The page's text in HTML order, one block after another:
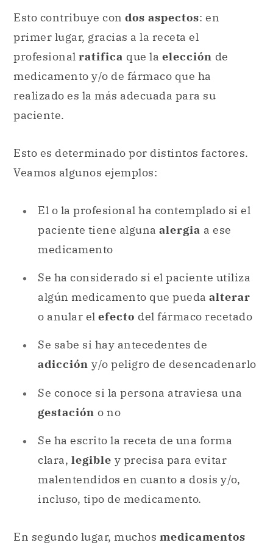
Esto contribuye con dos aspectos: en
primer lugar, gracias a la receta el
profesional ratifica que la elección de
medicamento y/o de fármaco que ha
realizado es la más adecuada para su
paciente.
Esto es determinado por distintos factores.
Veamos algunos ejemplos:
El o la profesional ha contemplado si el
paciente tiene alguna alergia a ese
medicamento
Se ha considerado si el paciente utiliza
algún medicamento que pueda alterar
o anular el efecto del fármaco recetado
Se sabe si hay antecedentes de
adicción y/o peligro de desencadenarlo
Se conoce si la persona atraviesa una
gestación o no
Se ha escrito la receta de una forma
clara, legible y precisa para evitar
malentendidos en cuanto a dosis y/o,
incluso, tipo de medicamento.
En segundo lugar, muchos medicamentos